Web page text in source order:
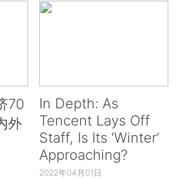
70
外
In Depth: As
Tencent Lays Off
Staff, Is Its ‘Winter’
Approaching?
2022年04月01日